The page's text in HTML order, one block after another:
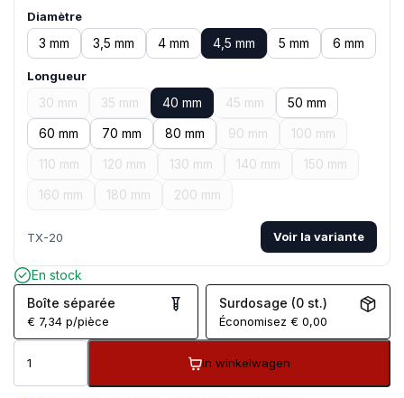
Diamètre
3 mm 3,5 mm 4 mm 4,5 mm 5 mm 6 mm
Longueur
30 mm 35 mm 40 mm 45 mm
50 mm
60 mm
70 mm 80 mm 90 mm
100 mm
110 mm
120 mm 130 mm 140 mm
150 mm
160 mm
180 mm 200 mm
TX-20 Voir la variante
En stock
Boîte séparée
€ 7,34 p/pièce
Surdosage (0 st.)
Économisez€ 0,00
In winkelwagen